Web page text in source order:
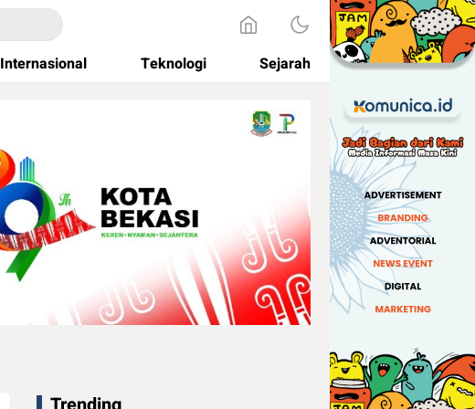
Internasional Teknologi Sejarah